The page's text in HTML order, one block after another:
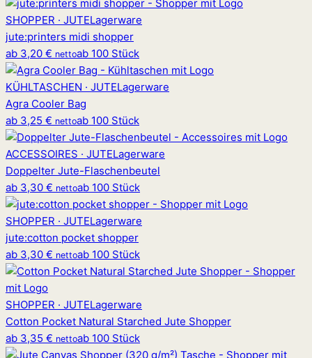
SHOPPER · JUTELagerware
jute:printers midi shopper
ab 3,20 € nettoab 100 Stück
KÜHLTASCHEN · JUTELagerware
Agra Cooler Bag
ab 3,25 € nettoab 100 Stück
ACCESSOIRES · JUTELagerware
Doppelter Jute-Flaschenbeutel
ab 3,30 € nettoab 100 Stück
SHOPPER · JUTELagerware
jute:cotton pocket shopper
ab 3,30 € nettoab 100 Stück
SHOPPER · JUTELagerware
Cotton Pocket Natural Starched Jute Shopper
ab 3,35 € nettoab 100 Stück